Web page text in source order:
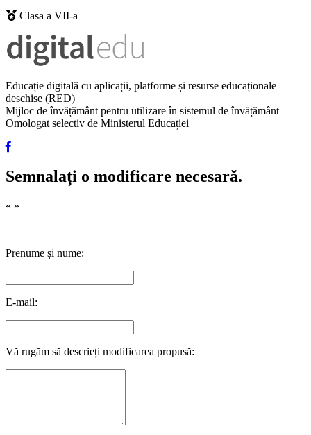
Clasa a VII-a
Educație digitală cu aplicații, platforme și resurse educaționale
deschise (RED)
Mijloc de învățământ pentru utilizare în sistemul de învățământ
Omologat selectiv de Ministerul Educației
Semnalați o modificare necesară.
« »
Prenume și nume:
E-mail:
Vă rugăm să descrieți modificarea propusă: